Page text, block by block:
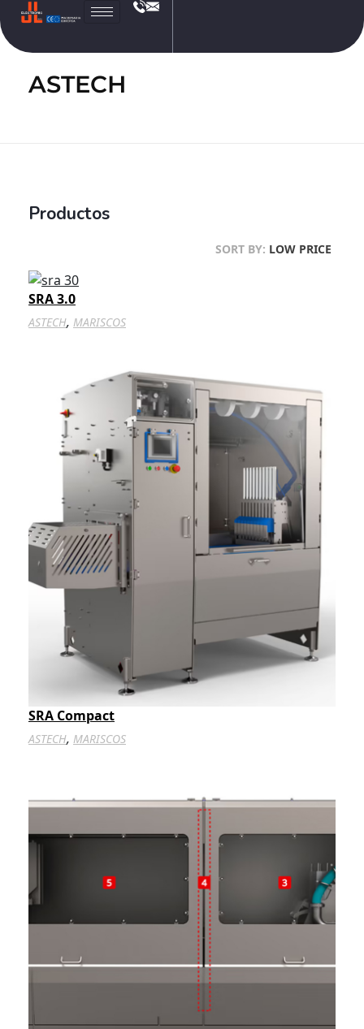
ASTECH
Productos
SORT BY: LOW PRICE
SRA 3.0
ASTECH, MARISCOS
SRA Compact
ASTECH, MARISCOS